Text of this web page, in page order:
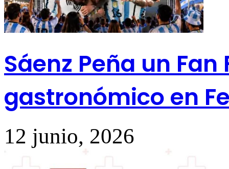
Sáenz Peña un
gastronómico en
12 junio, 2026